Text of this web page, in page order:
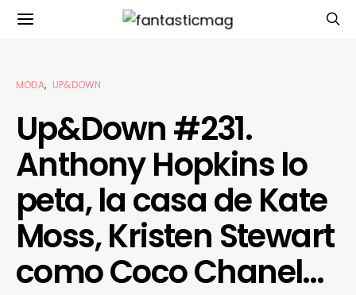
MODA UP&DOWN
Up&Down #231.
Anthony Hopkins lo
peta, la casa de Kate
Moss, Kristen Stewart
como Coco Chanel…